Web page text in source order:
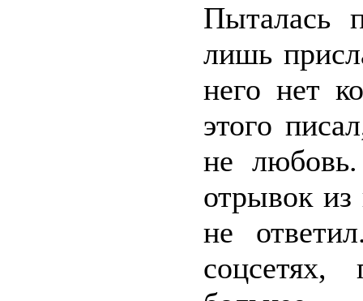
Пыталась
лишь
него нет
этого
не
отрывок
не